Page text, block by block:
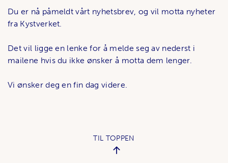
Du er nå påmeldt vårt nyhetsbrev, og vil motta nyheter
fra Kystverket.
Det vil ligge en lenke for å melde seg av nederst i
mailene hvis du ikke ønsker å motta dem lenger.
Vi ønsker deg en fin dag videre.
TIL TOPPEN